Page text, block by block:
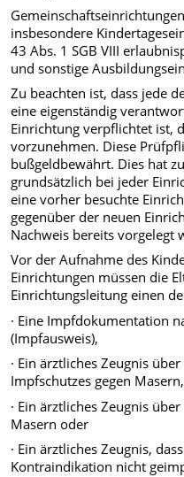
insbesondere
43 Abs. 1 SGB VIII
und sonstige
Zu beachten ist, dass jede
eine eigenständig
Einrichtung verpflichtet ist,
vorzunehmen. Diese
bußgeldbewährt. Dies hat
grundsätzlich bei jeder
eine vorher besuchte
gegenüber der neuen
Nachweis bereits vorgelegt
Vor der Aufnahme des
Einrichtungen müssen die
Einrichtungsleitung einen
· Eine Impfdokumentation
(Impfausweis),
· Ein ärztliches Zeugnis
Impfschutzes gegen Masern,
· Ein ärztliches Zeugnis
Masern oder
· Ein ärztliches Zeugnis,
Kontraindikation nicht